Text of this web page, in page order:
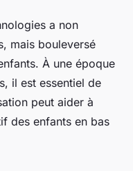
peut-
des
a non
mais bouleversé
À une époque
il est essentiel de
peut aider à
des enfants en bas